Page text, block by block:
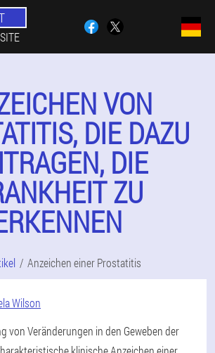
VON
DIE DAZU
DIE
ZU
Anzeichen einer Prostatitis
Wilson
von Veränderungen in den Geweben der